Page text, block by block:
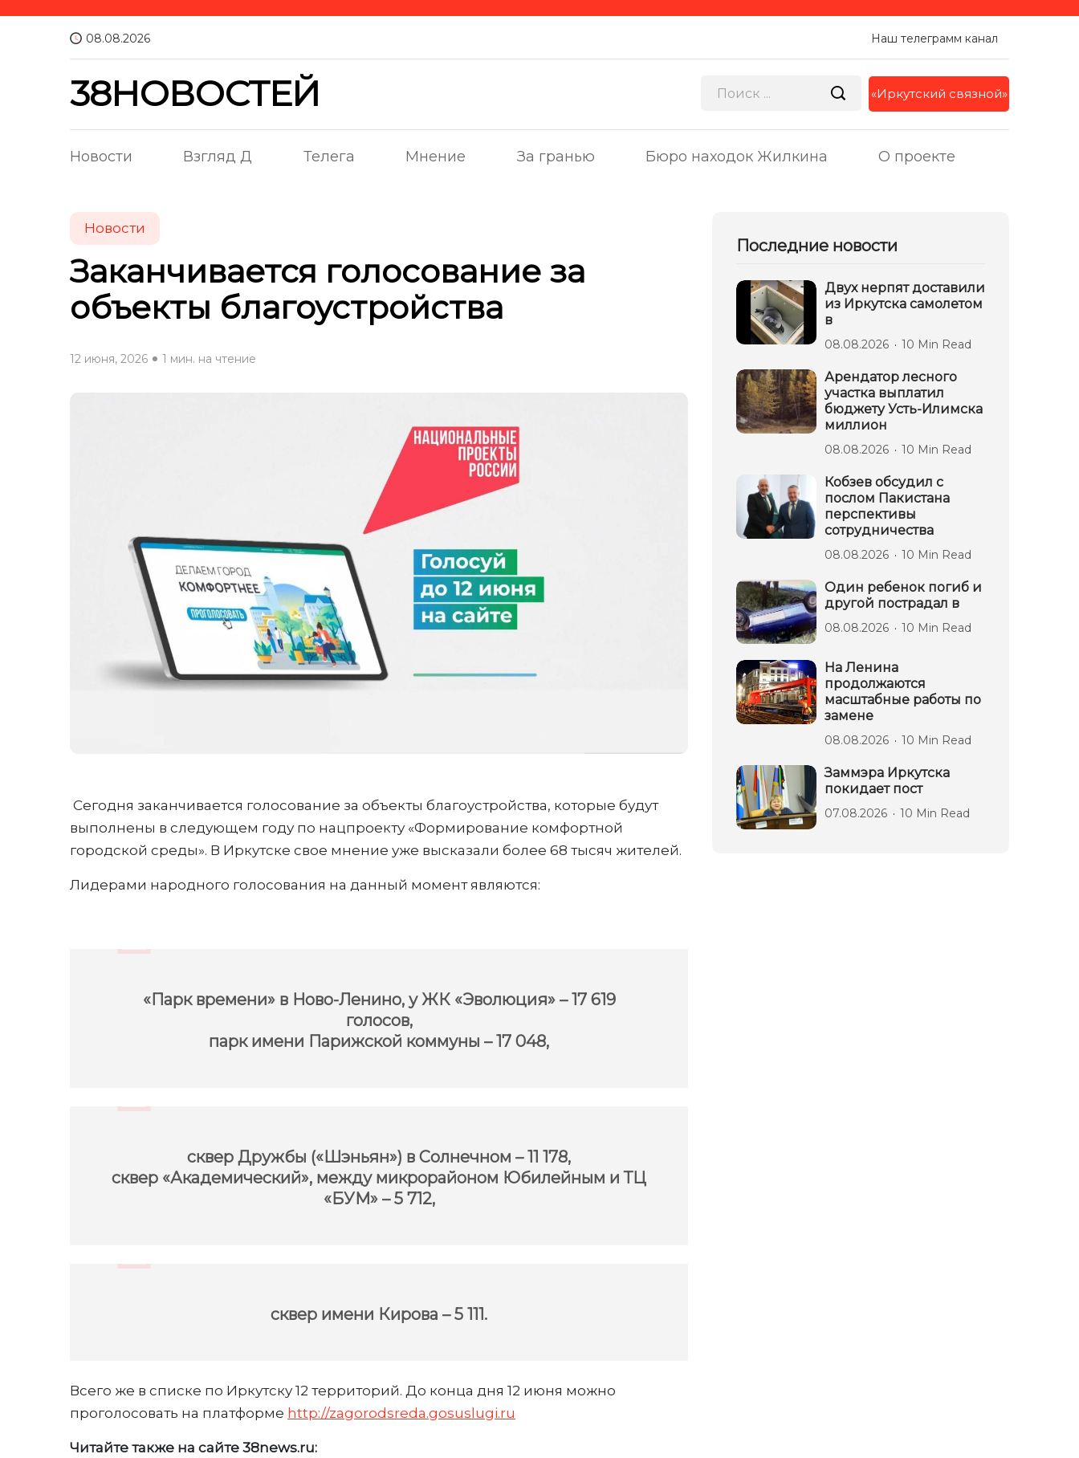
08.08.2026 Наш телеграмм канал
38НОВОСТЕЙ «Иркутский связной»
Новости Взгляд Д Телега Мнение За гранью Бюро находок Жилкина О проекте
Новости
Заканчивается голосование за
объекты благоустройства
12 июня, 2026 1 мин. на чтение
Сегодня заканчивается голосование за объекты благоустройства, которые будут
выполнены в следующем году по нацпроекту «Формирование комфортной
городской среды». В Иркутске свое мнение уже высказали более 68 тысяч жителей.
Лидерами народного голосования на данный момент являются:
«Парк времени» в Ново-Ленино, у ЖК «Эволюция» – 17 619
голосов,
парк имени Парижской коммуны – 17 048,
сквер Дружбы («Шэньян») в Солнечном – 11 178,
сквер «Академический», между микрорайоном Юбилейным и ТЦ
«БУМ» – 5 712,
сквер имени Кирова – 5 111.
Всего же в списке по Иркутску 12 территорий. До конца дня 12 июня можно
проголосовать на платформе http://zagorodsreda.gosuslugi.ru
Читайте также на сайте 38news.ru:
Последние новости
Двух нерпят доставили
из Иркутска самолетом
в
08.08.2026 10 Min Read
Арендатор лесного
участка выплатил
бюджету Усть-Илимска
миллион
08.08.2026 10 Min Read
Кобзев обсудил с
послом Пакистана
перспективы
сотрудничества
08.08.2026 10 Min Read
Один ребенок погиб и
другой пострадал в
08.08.2026 10 Min Read
На Ленина
продолжаются
масштабные работы по
замене
08.08.2026 10 Min Read
Заммэра Иркутска
покидает пост
07.08.2026 10 Min Read